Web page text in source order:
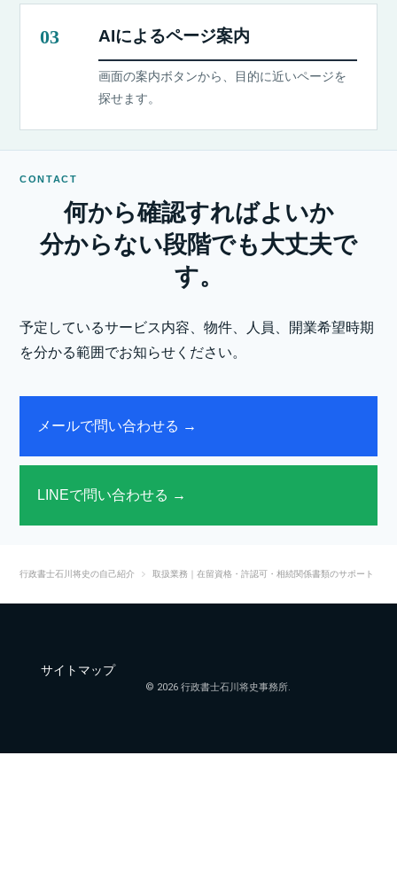
03 AIによるページ案内
画面の案内ボタンから、目的に近いページを
探せます。
CONTACT
何から確認すればよいか
分からない段階でも大丈夫で
す。
予定しているサービス内容、物件、人員、開業希望時期
を分かる範囲でお知らせください。
メールで問い合わせる →
LINEで問い合わせる →
行政書士石川将史の自己紹介 取扱業務｜在留資格・許認可・相続関係書類のサポート
サイトマップ
© 2026 行政書士石川将史事務所.